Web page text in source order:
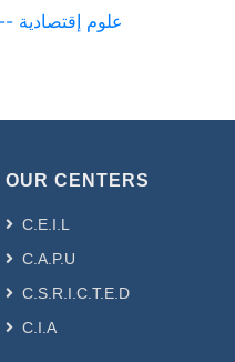
- [ VRPG-Doc-Sc] Sciences économiques --- علوم إقتصادية
OUR CENTERS
C.E.I.L
C.A.P.U
C.S.R.I.C.T.E.D
C.I.A